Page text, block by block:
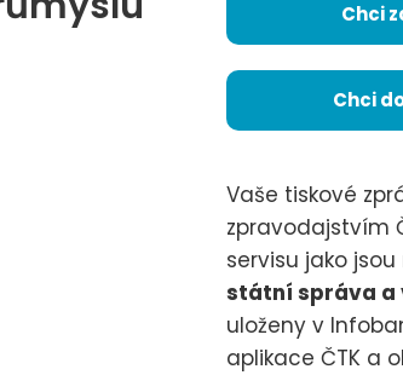
Chci
Chci
Vaše tiskové
zpravodajstvím
servisu jako jsou
státní správa a
uloženy v
aplikace ČTK a